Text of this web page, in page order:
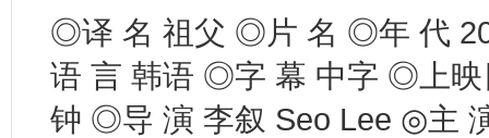
◎译 名 祖父 ◎片 名 ◎年 代
语 言 韩语 ◎字 幕 中字 ◎上
钟 ◎导 演 李叙 Seo Lee ◎主